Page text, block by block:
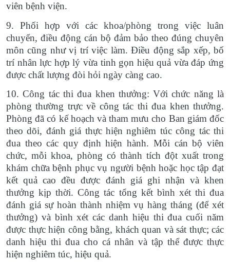
viên bệnh viện.
9. Phối hợp với các khoa/phòng trong việc luân
chuyển, điều động cán bộ đảm bảo theo đúng chuyên
môn cũng như vị trí việc làm. Điều động sắp xếp, bố
trí nhân lực hợp lý vừa tinh gọn hiệu quả vừa đáp ứng
được chất lượng đòi hỏi ngày càng cao.
10. Công tác thi đua khen thưởng: Với chức năng là
phòng thường trực về công tác thi đua khen thưởng.
Phòng đã có kế hoạch và tham mưu cho Ban giám đốc
theo dõi, đánh giá thực hiện nghiêm túc công tác thi
đua theo các quy định hiện hành. Mỗi cán bộ viên
chức, mỗi khoa, phòng có thành tích đột xuất trong
khám chữa bệnh phục vụ người bệnh hoặc học tập đạt
kết quả cao đều được đánh giá ghi nhận và khen
thưởng kịp thời. Công tác tổng kết bình xét thi đua
đánh giá sự hoàn thành nhiệm vụ hàng tháng (để xét
thưởng) và bình xét các danh hiệu thi đua cuối năm
được thực hiện công bằng, khách quan và sát thực; các
danh hiệu thi đua cho cá nhân và tập thể được thực
hiện nghiêm túc, hiệu quả.